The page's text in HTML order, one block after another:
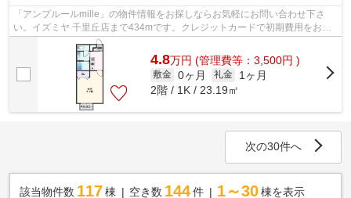
「アンプルールmille」の物件情報をお探しならお気軽にお問い合わせ下さ
い。イズミヤ 千里丘店まで434mです。クレジットカードで初期費用をお支
払いいただける物件です。大きな地震の...
4.8万円 (管理費等：3,500円 )
敷金 0ヶ月 礼金
1ヶ月
2階 / 1K / 23.19㎡
次の30件へ
該当物件数 117棟 空き数 144 件 1～30 棟を表示